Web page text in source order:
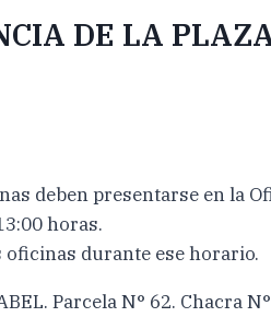
DE LA
deben presentarse en la
horas.
durante ese horario.
Parcela N° 62. Chacra